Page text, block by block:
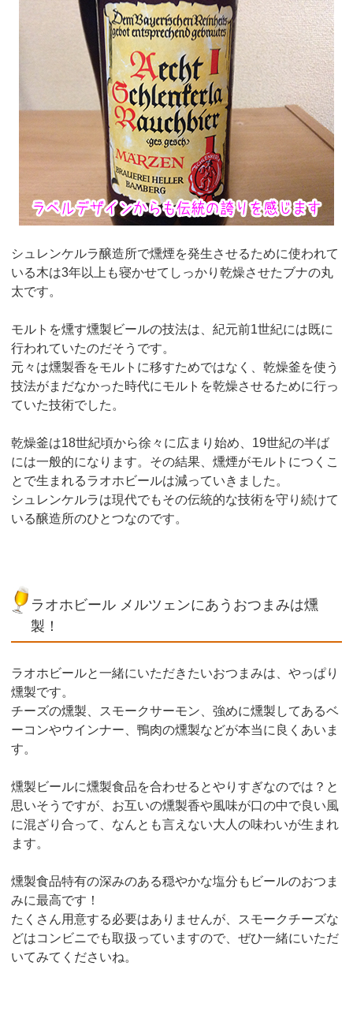
シュレンケルラ醸造所で燻煙を発生させるために使われて
いる木は3年以上も寝かせてしっかり乾燥させたブナの丸
太です。
モルトを燻す燻製ビールの技法は、紀元前1世紀には既に
行われていたのだそうです。
元々は燻製香をモルトに移すためではなく、乾燥釜を使う
技法がまだなかった時代にモルトを乾燥させるために行っ
ていた技術でした。
乾燥釜は18世紀頃から徐々に広まり始め、19世紀の半ば
には一般的になります。その結果、燻煙がモルトにつくこ
とで生まれるラオホビールは減っていきました。
シュレンケルラは現代でもその伝統的な技術を守り続けて
いる醸造所のひとつなのです。
ラオホビール メルツェンにあうおつまみは燻
製！
ラオホビールと一緒にいただきたいおつまみは、やっぱり
燻製です。
チーズの燻製、スモークサーモン、強めに燻製してあるベ
ーコンやウインナー、鴨肉の燻製などが本当に良くあいま
す。
燻製ビールに燻製食品を合わせるとやりすぎなのでは？と
思いそうですが、お互いの燻製香や風味が口の中で良い風
に混ざり合って、なんとも言えない大人の味わいが生まれ
ます。
燻製食品特有の深みのある穏やかな塩分もビールのおつま
みに最高です！
たくさん用意する必要はありませんが、スモークチーズな
どはコンビニでも取扱っていますので、ぜひ一緒にいただ
いてみてくださいね。